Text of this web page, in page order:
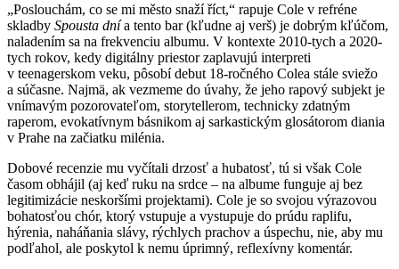
„Poslouchám, co se mi město snaží říct,“ rapuje Cole v refréne
skladby Spousta dnía tento bar (kľudne aj verš) je dobrým kľúčom,
naladením sa na frekvenciu albumu. V kontexte 2010-tych a 2020-
tych rokov, kedy digitálny priestor zaplavujú interpreti
v teenagerskom veku, pôsobí debut 18-ročného Colea stále sviežo
a súčasne. Najmä, ak vezmeme do úvahy, že jeho rapový subjekt je
vnímavým pozorovateľom, storytellerom, technicky zdatným
raperom, evokatívnym básnikom aj sarkastickým glosátorom diania
v Prahe na začiatku milénia.
Dobové recenzie mu vyčítali drzosť a hubatosť, tú si však Cole
časom obhájil (aj keď ruku na srdce – na albume funguje aj bez
legitimizácie neskoršími projektami). Cole je so svojou výrazovou
bohatosťou chór, ktorý vstupuje a vystupuje do prúdu raplifu,
hýrenia, naháňania slávy, rýchlych prachov a úspechu, nie, aby mu
podľahol, ale poskytol k nemu úprimný, reflexívny komentár.